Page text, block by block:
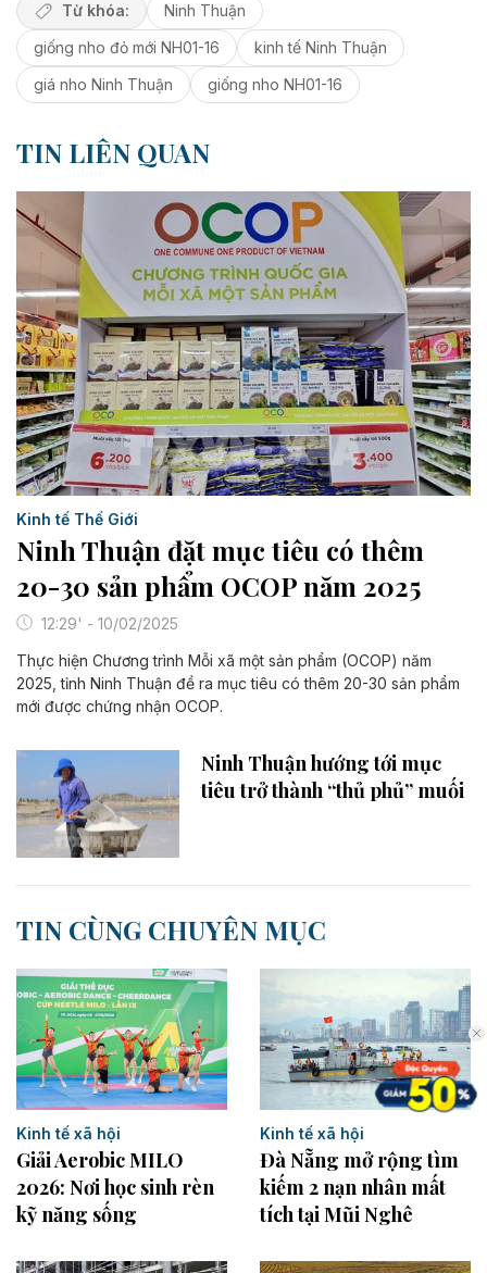
Từ khóa:
Ninh Thuận
giống nho đỏ mới NH01-16
kinh tế Ninh Thuận
giá nho Ninh Thuận
giống nho NH01-16
TIN LIÊN QUAN
Kinh tế Thế Giới
Ninh Thuận đặt mục tiêu có thêm
20-30 sản phẩm OCOP năm 2025
12:29' - 10/02/2025
Thực hiện Chương trình Mỗi xã một sản phẩm (OCOP) năm
2025, tỉnh Ninh Thuận đề ra mục tiêu có thêm 20-30 sản phẩm
mới được chứng nhận OCOP.
Ninh Thuận hướng tới mục
tiêu trở thành “thủ phủ” muối
TIN CÙNG CHUYÊN MỤC
Kinh tế xã hội
Giải Aerobic MILO
2026: Nơi học sinh rèn
kỹ năng sống
Kinh tế xã hội
Đà Nẵng mở rộng tìm
kiếm 2 nạn nhân mất
tích tại Mũi Nghê